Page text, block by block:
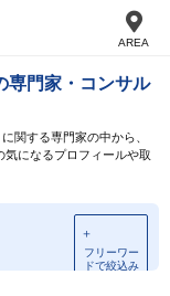
AREA
専門家・コンサル
関する専門家の中から、
になるプロフィールや取
＋
フリーワー
ドで絞込み